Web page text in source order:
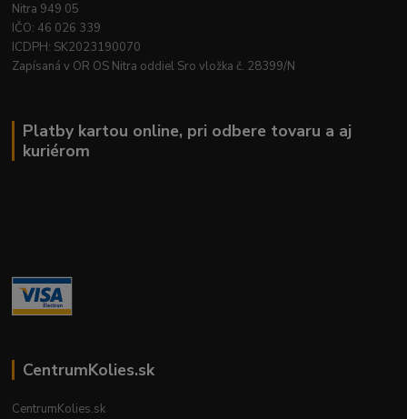
Nitra 949 05
IČO: 46 026 339
ICDPH: SK2023190070
Zapísaná v OR OS Nitra oddiel Sro vložka č. 28399/N
Platby kartou online, pri odbere tovaru a aj
kuriérom
CentrumKolies.sk
CentrumKolies.sk